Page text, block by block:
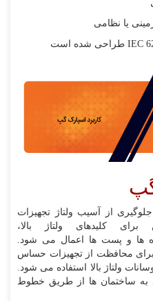
یا نظامی
IEC طراحی شده است
از آسیب ولتاژ تجهیزات
کلیدهای ولتاژ بالا،
ها و پست ها اعمال می شود.
محافظت از تجهیزات حساس
ولتاژ بالا استفاده می شود.
به ساختمان ها از طریق خطوط